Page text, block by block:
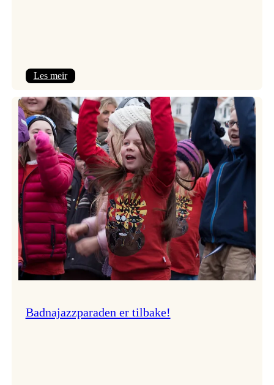
Les meir:
2026
–
Ingunn van Etten
Badnajazzparaden er tilbake!